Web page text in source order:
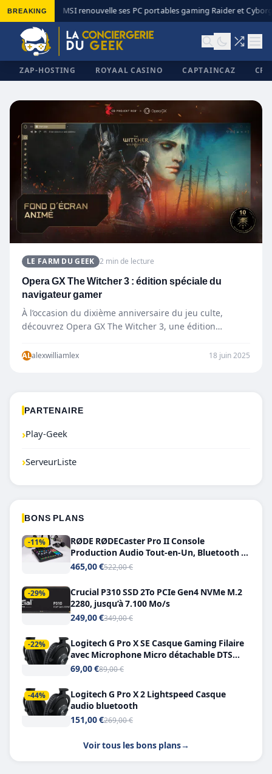
BREAKING MSI renouvelle ses PC portables gaming Raider et
ZAP-HOSTING ROYAAL CASINO CAPTAINCAZ
✕
LE FARM DU GEEK 2 min de lecture
Opera GX The Witcher 3 : édition spéciale du
navigateur gamer
À l’occasion du dixième anniversaire du jeu culte,
découvrez Opera GX The Witcher 3, une édition
ALalexwilliamlex 18 juin 2025
PARTENAIRE
›Play-Geek
›ServeurListe
BONS PLANS
-11%
RØDE RØDECaster Pro II Console
Production Audio Tout-en-Un, Bluetooth et
Double USB-C
465,00 €522,00 €
-29%
Crucial P310 SSD 2To PCIe Gen4 NVMe M.2
2280, jusqu’à 7.100 Mo/s
249,00 €349,00 €
-22%
Logitech G Pro X SE Casque Gaming Filaire
avec Microphone Micro détachable DTS
Headphone X 7.1
69,00 €89,00 €
-44%
Logitech G Pro X 2 Lightspeed Casque
audio bluetooth
151,00 €269,00 €
Voir tous les bons plans→